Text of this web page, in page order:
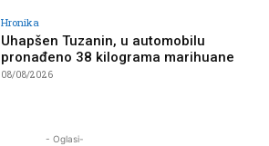
Hronika
Uhapšen Tuzanin, u automobilu
pronađeno 38 kilograma marihuane
08/08/2026
- Oglasi-